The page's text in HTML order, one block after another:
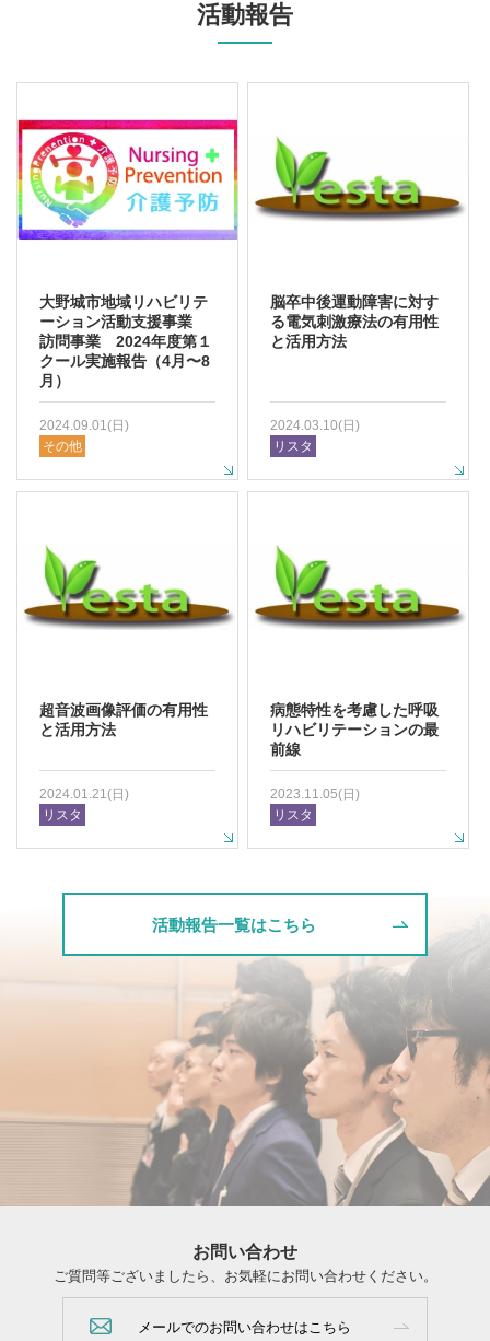
活動報告
大野城市地域リハビリテ
ーション活動支援事業
訪問事業 2024年度第１
クール実施報告（4月〜8
月）
2024.09.01(日)
その他
脳卒中後運動障害に対す
る電気刺激療法の有用性
と活用方法
2024.03.10(日)
リスタ
超音波画像評価の有用性
と活用方法
2024.01.21(日)
リスタ
病態特性を考慮した呼吸
リハビリテーションの最
前線
2023.11.05(日)
リスタ
活動報告一覧はこちら
お問い合わせ
ご質問等ございましたら、お気軽にお問い合わせください。
メールでのお問い合わせはこちら